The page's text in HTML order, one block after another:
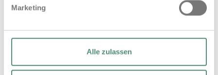
Marketing
Alle zulassen